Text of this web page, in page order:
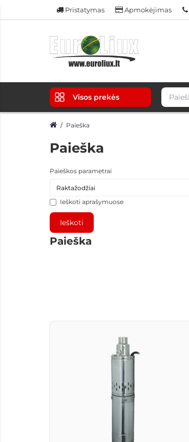
Pristatymas Apmokėjimas
Visos prekės
Paieška
Paieška
Paieškos parametrai
Ieškoti aprašymuose
Paieška